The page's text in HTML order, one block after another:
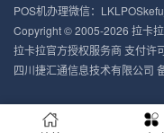
POS机办理微信：LKLPOSkefu_
Copyright © 2005-2026 拉卡
拉卡拉官方授权服务商 支付
四川捷汇通信息技术有限公司